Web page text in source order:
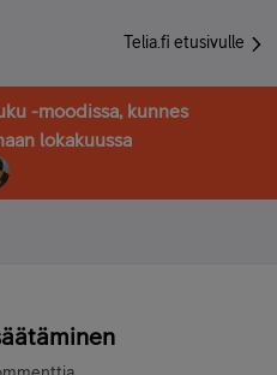
Telia.fi etusivulle
-moodissa, kunnes
lokakuussa